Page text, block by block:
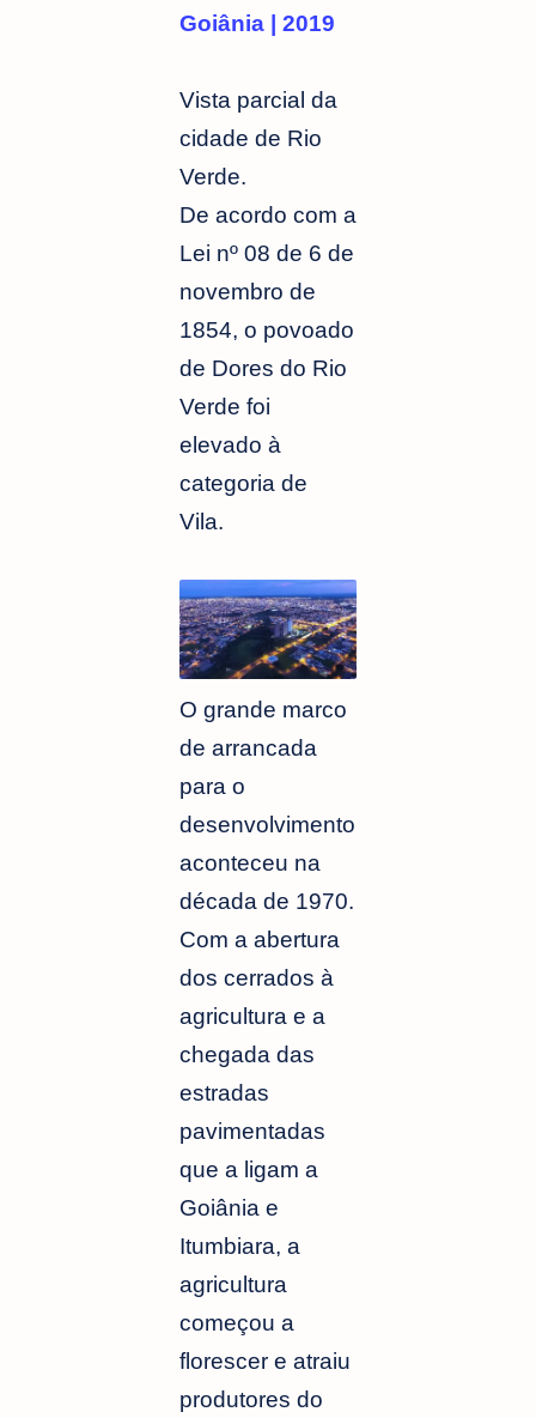
Goiânia | 2019
Vista parcial da
cidade de Rio
Verde.
De acordo com a
Lei nº 08 de 6 de
novembro de
1854, o povoado
de Dores do Rio
Verde foi
elevado à
categoria de
Vila.
O grande marco
de arrancada
para o
desenvolvimento
aconteceu na
década de 1970.
Com a abertura
dos cerrados à
agricultura e a
chegada das
estradas
pavimentadas
que a ligam a
Goiânia e
Itumbiara, a
agricultura
começou a
florescer e atraiu
produtores do